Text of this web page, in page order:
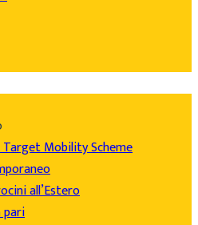
Target Mobility Scheme
all’Estero
pari